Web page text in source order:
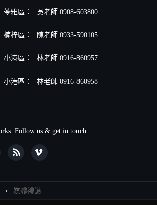
苓雅區： 吳老師 0908-603800
楠梓區： 陳老師 0933-590105
小港區 ： 林老師 0916-860957
小港區 ： 林老師 0916-860958
Follow us & get in touch.
媒體禮讚